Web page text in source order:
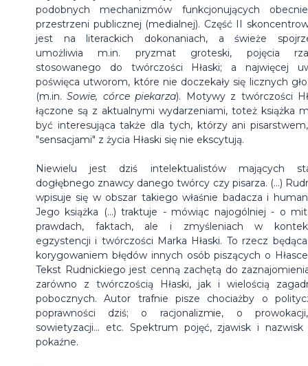
podobnych mechanizmów funkcjonujących
przestrzeni publicznej (medialnej). Część II
jest na literackich dokonaniach, a świeże
umożliwia m.in. pryzmat groteski, pojęcia
stosowanego do twórczości Hłaski; a najwięcej
poświęca utworom, które nie doczekały się licznych
(m.in.Sowie, córce piekarza). Motywy z twórczości
łączone są z aktualnymi wydarzeniami, toteż książka
być interesująca także dla tych, którzy ani
"sensacjami" z życia Hłaski się nie ekscytują.
Niewielu jest dziś intelektualistów mających
dogłębnego znawcy danego twórcy czy pisarza. (...)
wpisuje się w obszar takiego właśnie badacza i
Jego książka (...) traktuje - mówiąc najogólniej - o
prawdach, faktach, ale i zmyśleniach w
egzystencji i twórczości Marka Hłaski. To rzecz
korygowaniem błędów innych osób piszących o
Tekst Rudnickiego jest cenną zachętą do
zarówno z twórczością Hłaski, jak i wielością
pobocznych. Autor trafnie pisze chociażby o
poprawności dziś; o racjonalizmie, o
sowietyzacji... etc. Spektrum pojęć, zjawisk i nazwisk
pokaźne.